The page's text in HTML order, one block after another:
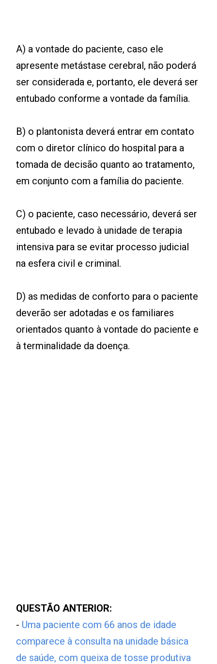
A) a vontade do paciente, caso ele
apresente metástase cerebral, não poderá
ser considerada e, portanto, ele deverá ser
entubado conforme a vontade da família.
B) o plantonista deverá entrar em contato
com o diretor clínico do hospital para a
tomada de decisão quanto ao tratamento,
em conjunto com a família do paciente.
C) o paciente, caso necessário, deverá ser
entubado e levado à unidade de terapia
intensiva para se evitar processo judicial
na esfera civil e criminal.
D) as medidas de conforto para o paciente
deverão ser adotadas e os familiares
orientados quanto à vontade do paciente e
à terminalidade da doença.
QUESTÃO ANTERIOR:
- Uma paciente com 66 anos de idade
comparece à consulta na unidade básica
de saúde, com queixa de tosse produtiva